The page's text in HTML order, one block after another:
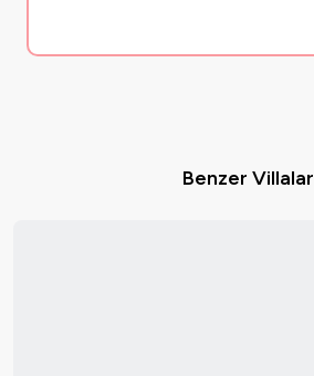
Benzer Villalar